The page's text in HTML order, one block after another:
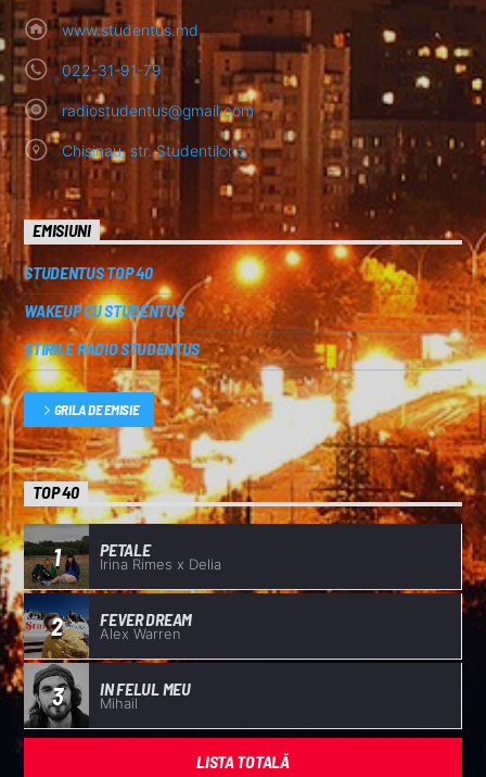
www.studentus.md
022-31-91-79
radiostudentus@gmail.com
Chisinau, str. Studentilor 5
EMISIUNI
STUDENTUS TOP 40
WAKEUP CU STUDENTUS
ȘTIRILE RADIO STUDENTUS
GRILA DE EMISIE
TOP 40
1 PETALE
Irina Rimes x Delia
2 FEVER DREAM
Alex Warren
3 IN FELUL MEU
Mihail
LISTA TOTALĂ